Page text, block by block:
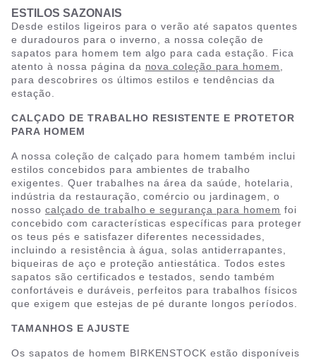
ESTILOS SAZONAIS
Desde estilos ligeiros para o verão até sapatos quentes
e duradouros para o inverno, a nossa coleção de
sapatos para homem tem algo para cada estação. Fica
atento à nossa página da nova coleção para homem
para descobrires os últimos estilos e tendências da
estação.
CALÇADO DE TRABALHO RESISTENTE E PROTETOR
PARA HOMEM
A nossa coleção de calçado para homem também inclui
estilos concebidos para ambientes de trabalho
exigentes. Quer trabalhes na área da saúde, hotelaria,
indústria da restauração, comércio ou jardinagem, o
nosso calçado de trabalho e segurança para homem foi
concebido com características específicas para proteger
os teus pés e satisfazer diferentes necessidades,
incluindo a resistência à água, solas antiderrapantes,
biqueiras de aço e proteção antiestática. Todos estes
sapatos são certificados e testados, sendo também
confortáveis e duráveis, perfeitos para trabalhos físicos
que exigem que estejas de pé durante longos períodos.
TAMANHOS E AJUSTE
Os sapatos de homem BIRKENSTOCK estão disponíveis